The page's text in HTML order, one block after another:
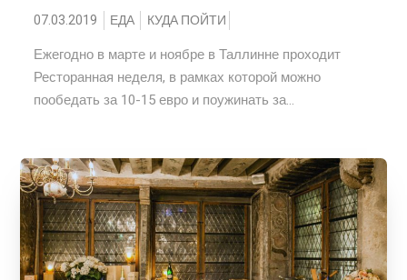
07.03.2019 ЕДА КУДА ПОЙТИ
Ежегодно в марте и ноябре в Таллинне проходит
Ресторанная неделя, в рамках которой можно
пообедать за 10-15 евро и поужинать за...